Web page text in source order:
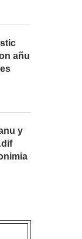
Fest va tener
añu
y